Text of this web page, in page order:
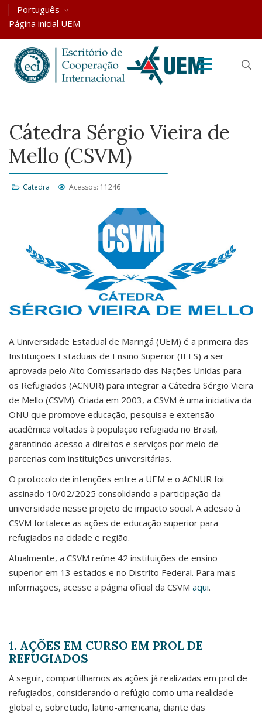
Português
Página inicial UEM
Cátedra Sérgio Vieira de
Mello (CSVM)
Catedra Acessos: 11246
A Universidade Estadual de Maringá (UEM) é a primeira das
Instituições Estaduais de Ensino Superior (IEES) a ser
aprovada pelo Alto Comissariado das Nações Unidas para
os Refugiados (ACNUR) para integrar a Cátedra Sérgio Vieira
de Mello (CSVM). Criada em 2003, a CSVM é uma iniciativa da
ONU que promove educação, pesquisa e extensão
acadêmica voltadas à população refugiada no Brasil,
garantindo acesso a direitos e serviços por meio de
parcerias com instituições universitárias.
O protocolo de intenções entre a UEM e o ACNUR foi
assinado 10/02/2025 consolidando a participação da
universidade nesse projeto de impacto social. A adesão à
CSVM fortalece as ações de educação superior para
refugiados na cidade e região.
Atualmente, a CSVM reúne 42 instituições de ensino
superior em 13 estados e no Distrito Federal. Para mais
informações, acesse a página oficial da CSVM aqui.
1. AÇÕES EM CURSO EM PROL DE
REFUGIADOS
A seguir, compartilhamos as ações já realizadas em prol de
refugiados, considerando o refúgio como uma realidade
global e, sobretudo, latino-americana, diante das